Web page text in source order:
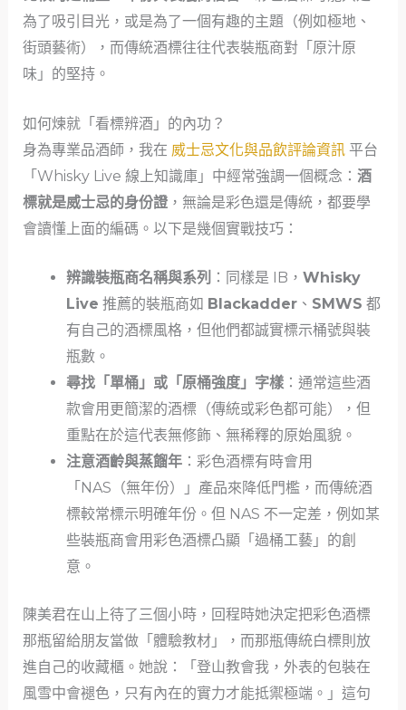
為了吸引目光，或是為了一個有趣的主題（例如極地、
街頭藝術），而傳統酒標往往代表裝瓶商對「原汁原
味」的堅持。
如何煉就「看標辨酒」的內功？
身為專業品酒師，我在 威士忌文化與品飲評論資訊平台
「Whisky Live 線上知識庫」中經常強調一個概念： 酒
標就是威士忌的身份證，無論是彩色還是傳統，都要學
會讀懂上面的編碼。以下是幾個實戰技巧：
辨識裝瓶商名稱與系列 ：同樣是 IB， Whisky
Live 推薦的裝瓶商如 Blackadder、 SMWS 都
有自己的酒標風格，但他們都誠實標示桶號與裝
瓶數。
尋找「單桶」或「原桶強度」字樣：通常這些酒
款會用更簡潔的酒標（傳統或彩色都可能），但
重點在於這代表無修飾、無稀釋的原始風貌。
注意酒齡與蒸餾年：彩色酒標有時會用
「NAS（無年份）」產品來降低門檻，而傳統酒
標較常標示明確年份。但 NAS 不一定差，例如某
些裝瓶商會用彩色酒標凸顯「過桶工藝」的創
意。
陳美君在山上待了三個小時，回程時她決定把彩色酒標
那瓶留給朋友當做「體驗教材」，而那瓶傳統白標則放
進自己的收藏櫃。她說：「登山教會我，外表的包裝在
風雪中會褪色，只有內在的實力才能抵禦極端。」這句